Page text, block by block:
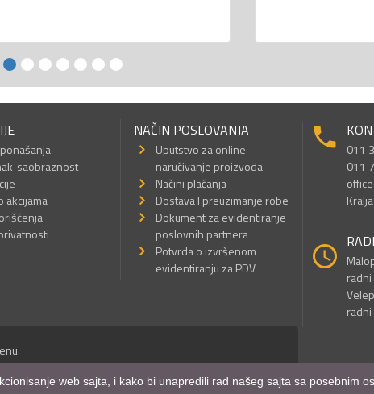
saobraznost-
akcijama
NAČIN POSLOVANJA
Uputstvo za online
naručivanje proizvoda
Načini plaćanja
Dostava I preuzimanje robe
Dokument za evidentiranje
poslovnih partnera
Potvrda o izvršenom
evidentiranju za PDV
011
011
sajtaimobilnih aplikacijai SEO optimizacija
web sajta, i kako bi unapredili rad našeg sajta sa posebnim